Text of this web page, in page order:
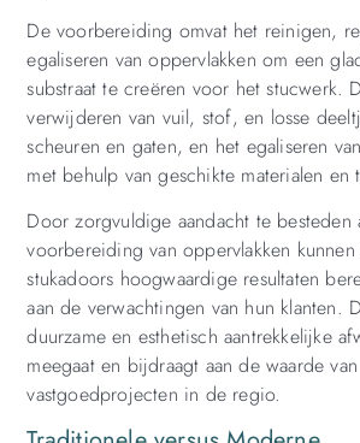
De voorbereiding omvat het reinigen,
egaliseren van oppervlakken om een
substraat te creëren voor het stucwerk.
verwijderen van vuil, stof, en losse
scheuren en gaten, en het egaliseren
met behulp van geschikte materialen en
Door zorgvuldige aandacht te besteden
voorbereiding van oppervlakken
stukadoors hoogwaardige resultaten
aan de verwachtingen van hun klanten.
duurzame en esthetisch aantrekkelijke
meegaat en bijdraagt aan de waarde van
vastgoedprojecten in de regio.